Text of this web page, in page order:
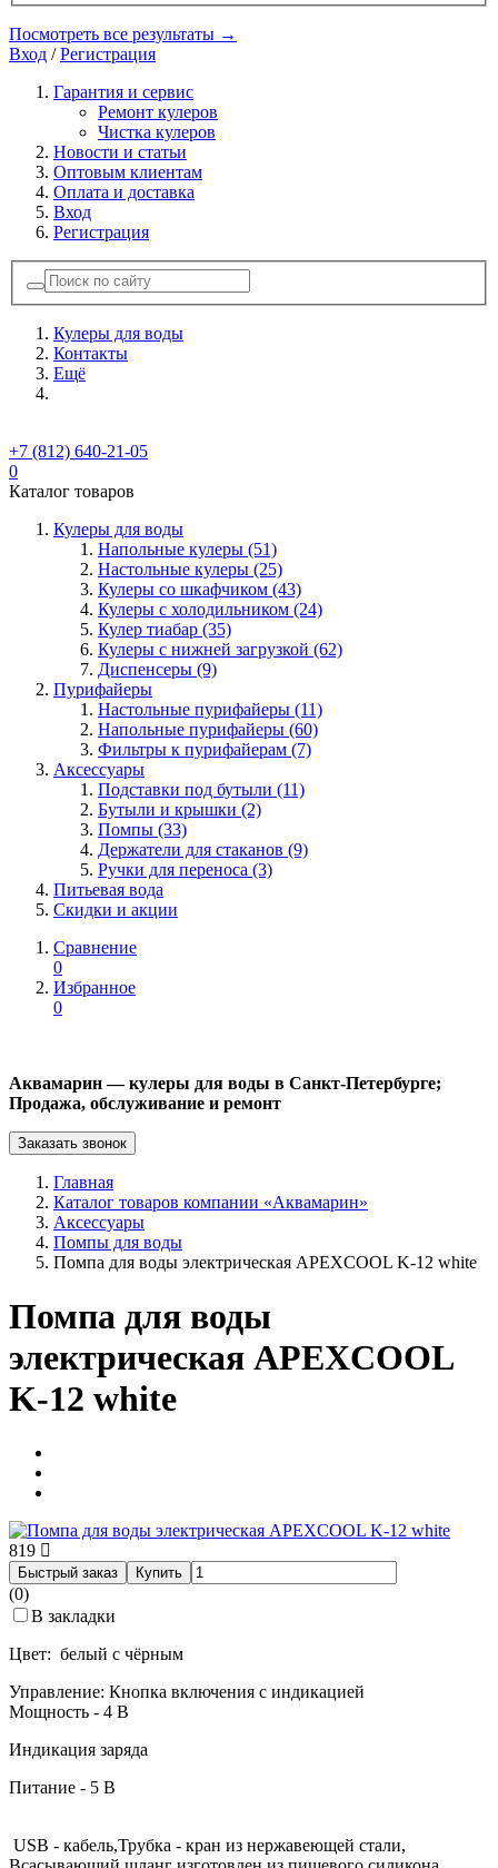
Посмотреть все результаты →
Вход /Регистрация
Гарантия и сервис
Ремонт кулеров
Чистка кулеров
Новости и статьи
Оптовым клиентам
Оплата и доставка
Вход
Регистрация
Кулеры для воды
Контакты
Ещё
+7 (812) 640-21-05
0
Каталог товаров
Кулеры для воды
Напольные кулеры (51)
Настольные кулеры (25)
Кулеры со шкафчиком (43)
Кулеры с холодильником (24)
Кулер тиабар (35)
Кулеры с нижней загрузкой (62)
Диспенсеры (9)
Пурифайеры
Настольные пурифайеры (11)
Напольные пурифайеры (60)
Фильтры к пурифайерам (7)
Аксессуары
Подставки под бутыли (11)
Бутыли и крышки (2)
Помпы (33)
Держатели для стаканов (9)
Ручки для переноса (3)
Питьевая вода
Скидки и акции
Сравнение
0
Избранное
0
Аквамарин — кулеры для воды в Санкт-Петербурге;
Продажа, обслуживание и ремонт
Заказать звонок
Главная
Каталог товаров компании «Аквамарин»
Аксессуары
Помпы для воды
Помпа для воды электрическая APEXCOOL K-12 white
Помпа для воды
электрическая APEXCOOL
K-12 white
819
Быстрый заказ Купить
(0)
В закладки
Цвет: белый с чёрным
Управление: Кнопка включения с индикацией
Мощность - 4 В
Индикация заряда
Питание - 5 В
USB - кабель,Трубка - кран из нержавеющей стали,